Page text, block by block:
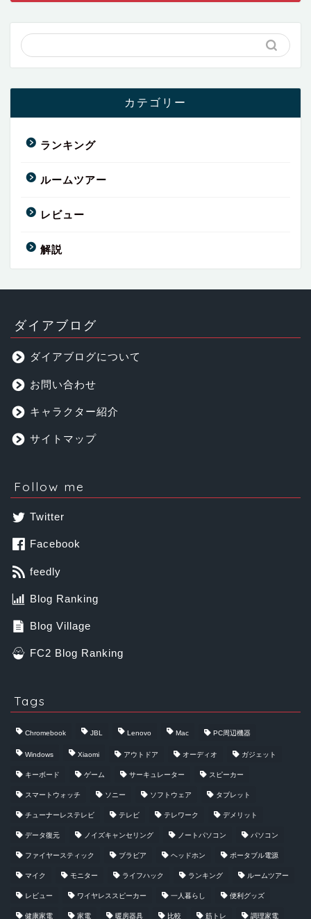
カテゴリー
ランキング
ルームツアー
レビュー
解説
ダイアブログ
ダイアブログについて
お問い合わせ
キャラクター紹介
サイトマップ
Follow me
Twitter
Facebook
feedly
Blog Ranking
Blog Village
FC2 Blog Ranking
Tags
Chromebook JBL Lenovo Mac PC周辺機器
Windows Xiaomi アウトドア オーディオ ガジェット
キーボード ゲーム サーキュレーター スピーカー
スマートウォッチ ソニー ソフトウェア タブレット
チューナーレステレビ テレビ テレワーク デメリット
データ復元 ノイズキャンセリング ノートパソコン パソコン
ファイヤースティック ブラビア ヘッドホン ポータブル電源
マイク モニター ライフハック ランキング ルームツアー
レビュー ワイヤレススピーカー 一人暮らし 便利グッズ
健康家電 家電 暖房器具 比較 筋トレ 調理家電